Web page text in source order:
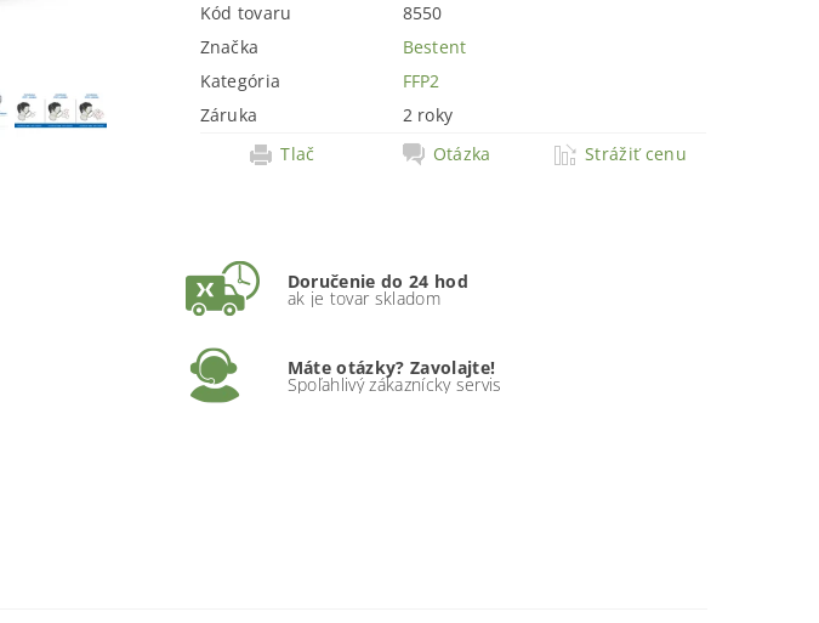
Kód tovaru
8550
Značka
Bestent
Kategória
FFP2
Záruka
2 roky
Tlač
Otázka Strážiť cenu
Doručenie do 24 hod
ak je tovar skladom
Máte otázky? Zavolajte!
Spoľahlivý zákaznícky servis